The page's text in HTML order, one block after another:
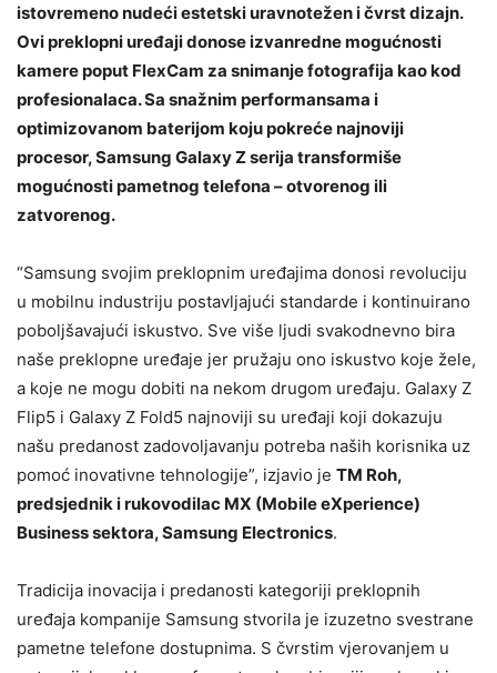
istovremeno nudeći estetski uravnotežen i čvrst dizajn.
Ovi preklopni uređaji donose izvanredne mogućnosti
kamere poput FlexCam za snimanje fotografija kao kod
profesionalaca. Sa snažnim performansama i
optimizovanom baterijom koju pokreće najnoviji
procesor, Samsung Galaxy Z serija transformiše
mogućnosti pametnog telefona – otvorenog ili
zatvorenog.
“Samsung svojim preklopnim uređajima donosi revoluciju
u mobilnu industriju postavljajući standarde i kontinuirano
poboljšavajući iskustvo. Sve više ljudi svakodnevno bira
naše preklopne uređaje jer pružaju ono iskustvo koje žele,
a koje ne mogu dobiti na nekom drugom uređaju. Galaxy Z
Flip5 i Galaxy Z Fold5 najnoviji su uređaji koji dokazuju
našu predanost zadovoljavanju potreba naših korisnika uz
pomoć inovativne tehnologije”, izjavio je TM Roh,
predsjednik i rukovodilac MX (Mobile eXperience)
Business sektora, Samsung Electronics.
Tradicija inovacija i predanosti kategoriji preklopnih
uređaja kompanije Samsung stvorila je izuzetno svestrane
pametne telefone dostupnima. S čvrstim vjerovanjem u